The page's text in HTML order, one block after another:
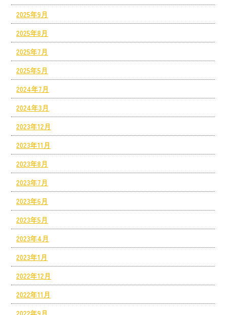
2025年9月
2025年8月
2025年7月
2025年5月
2024年7月
2024年3月
2023年12月
2023年11月
2023年8月
2023年7月
2023年6月
2023年5月
2023年4月
2023年1月
2022年12月
2022年11月